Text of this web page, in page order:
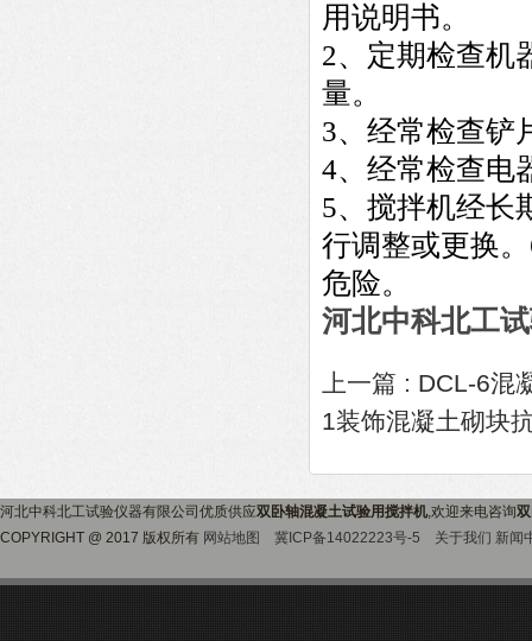
用说明书。
2、定期检查机
量。
3、经常检查铲
4、经常检查电
5、搅拌机经长
行调整或更换
危险。
河北中科北工
上一篇 : DCL-6混
1装饰混凝土砌块
河北中科北工试验仪器有限公司优质供应双卧轴混凝土试验用搅拌机,欢迎来电咨询
COPYRIGHT @ 2017 版权所有 网站地图 冀ICP备14022223号-5 关于我们 新闻